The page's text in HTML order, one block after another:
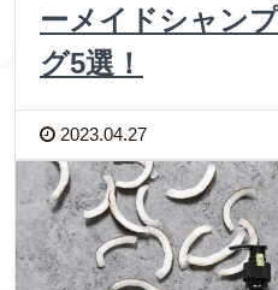
ーメイドシャン
グ5選！
2023.04.27